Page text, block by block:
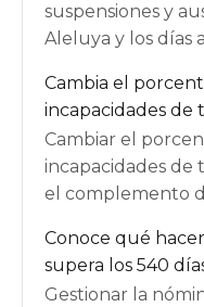
suspensiones y
Aleluya y los días
Cambia el
incapacidades de
Cambiar el
incapacidades de
el complemento
Conoce qué
supera los 540
Gestionar la